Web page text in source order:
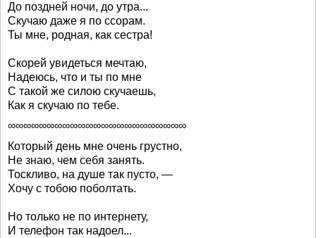
До поздней ночи, до утра...
Скучаю даже я по ссорам.
Ты мне, родная, как сестра!
Скорей увидеться мечтаю,
Надеюсь, что и ты по мне
С такой же силою скучаешь,
Как я скучаю по тебе.
∞∞∞∞∞∞∞∞∞∞∞∞∞∞∞∞∞∞∞∞∞∞∞
Который день мне очень грустно,
Не знаю, чем себя занять.
Тоскливо, на душе так пусто, —
Хочу с тобою поболтать.
Но только не по интернету,
И телефон так надоел...